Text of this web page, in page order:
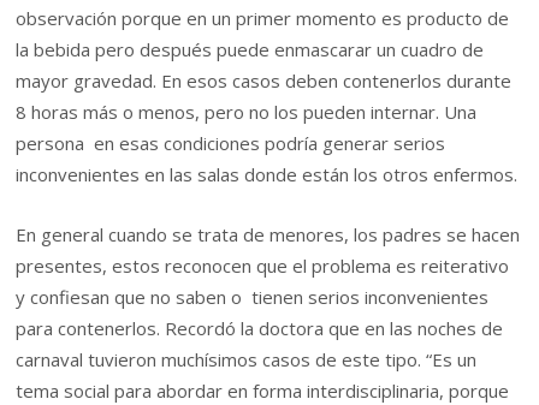
observación porque en un primer momento es producto de
la bebida pero después puede enmascarar un cuadro de
mayor gravedad. En esos casos deben contenerlos durante
8 horas más o menos, pero no los pueden internar. Una
persona en esas condiciones podría generar serios
inconvenientes en las salas donde están los otros enfermos.
En general cuando se trata de menores, los padres se hacen
presentes, estos reconocen que el problema es reiterativo
y confiesan que no saben o tienen serios inconvenientes
para contenerlos. Recordó la doctora que en las noches de
carnaval tuvieron muchísimos casos de este tipo. “Es un
tema social para abordar en forma interdisciplinaria, porque